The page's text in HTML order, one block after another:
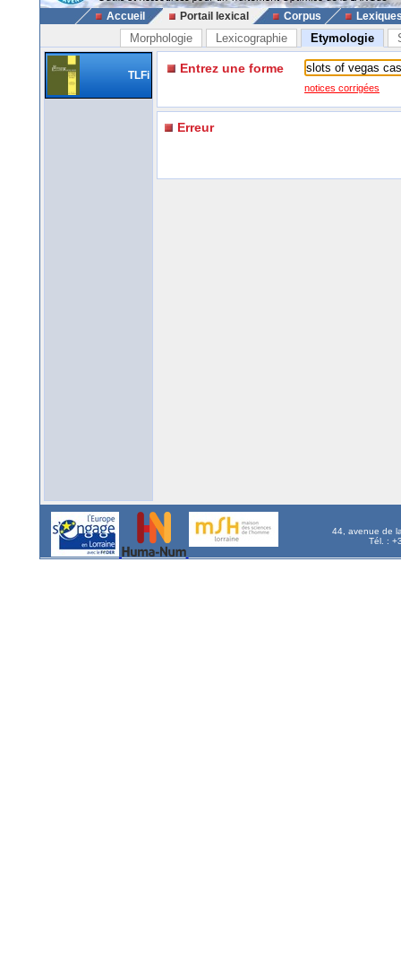
Accueil Portail lexical Corpus
Morphologie Lexicographie Etymologie
TLFi Entrez une forme
notices corrigées
Erreur
44, avenue de
Tél. :